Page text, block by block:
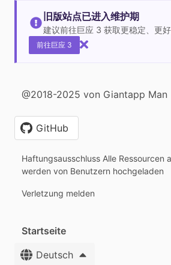
旧版站点已进入维护期
建议前往巨应 3 获取更稳定、更好
前往巨应 3
@2018-2025 von Giantapp Man
GitHub
Haftungsausschluss Alle Ressourcen
werden von Benutzern hochgeladen
Verletzung melden
Startseite
Deutsch